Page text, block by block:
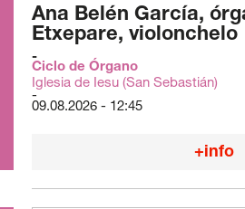
Ana Belén García,
Etxepare, violonchelo
Ciclo de Órgano
Iglesia de Iesu (San Sebastián)
09.08.2026 - 12:45
+info